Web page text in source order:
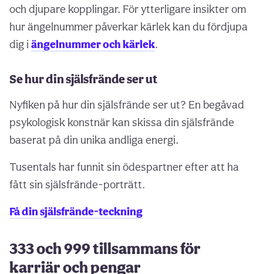
och djupare kopplingar. För ytterligare insikter om
hur ängelnummer påverkar kärlek kan du fördjupa
dig i ängelnummer och kärlek.
Se hur din själsfrände ser ut
Nyfiken på hur din själsfrände ser ut? En begåvad
psykologisk konstnär kan skissa din själsfrände
baserat på din unika andliga energi.
Tusentals har funnit sin ödespartner efter att ha
fått sin själsfrände-porträtt.
Få din själsfrände-teckning
333 och 999 tillsammans för
karriär och pengar